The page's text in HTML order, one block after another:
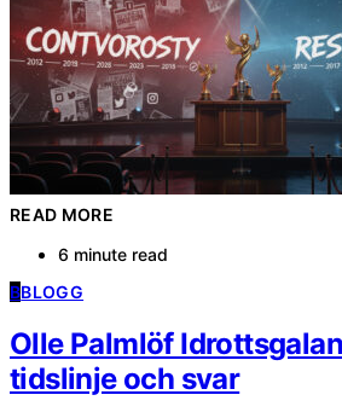
READ MORE
6 minute read
BBLOGG
Olle Palmlöf
tidslinje och svar